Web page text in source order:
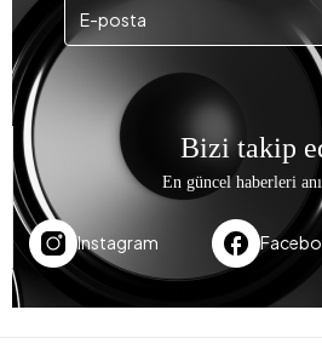
Bizi takip
En güncel haberleri
Instagram